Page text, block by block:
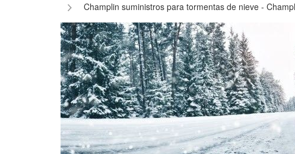
Champlin suministros para tormentas de nieve -